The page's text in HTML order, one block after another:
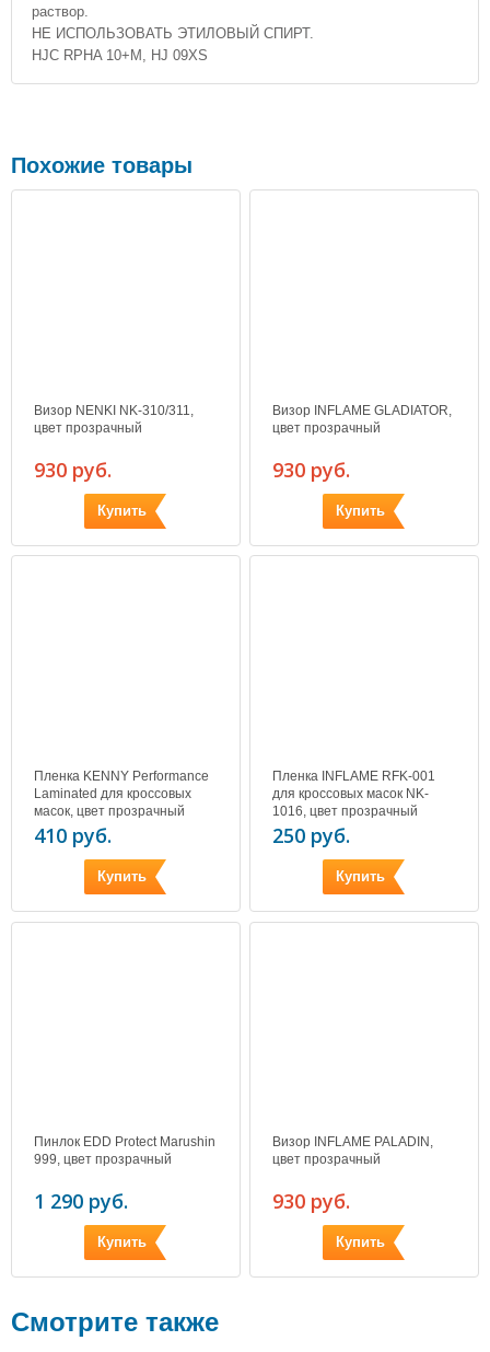
раствор.
НЕ ИСПОЛЬЗОВАТЬ ЭТИЛОВЫЙ СПИРТ.
HJC RPHA 10+M, HJ 09XS
Похожие товары
Визор NENKI NK-310/311,
цвет прозрачный
930 руб.
Купить
Визор INFLAME GLADIATOR,
цвет прозрачный
930 руб.
Купить
Пленка KENNY Performance
Laminated для кроссовых
масок, цвет прозрачный
410 руб.
Купить
Пленка INFLAME RFK-001
для кроссовых масок NK-
1016, цвет прозрачный
250 руб.
Купить
Пинлок EDD Protect Marushin
999, цвет прозрачный
1 290 руб.
Купить
Визор INFLAME PALADIN,
цвет прозрачный
930 руб.
Купить
Смотрите также